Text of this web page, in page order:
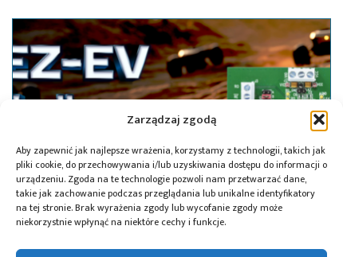
Zarządzaj zgodą
Aby zapewnić jak najlepsze wrażenia, korzystamy z technologii, takich jak
pliki cookie, do przechowywania i/lub uzyskiwania dostępu do informacji o
urządzeniu. Zgoda na te technologie pozwoli nam przetwarzać dane,
takie jak zachowanie podczas przeglądania lub unikalne identyfikatory
na tej stronie. Brak wyrażenia zgody lub wycofanie zgody może
niekorzystnie wpłynąć na niektóre cechy i funkcje.
22.05.2026